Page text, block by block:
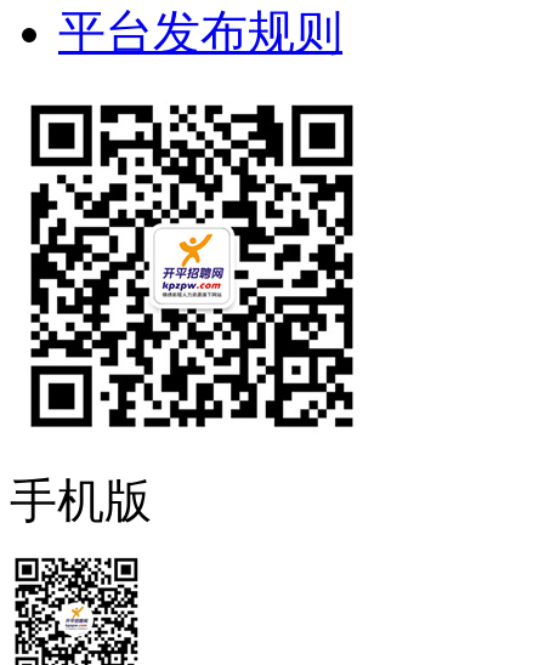
平台发布规则
手机版